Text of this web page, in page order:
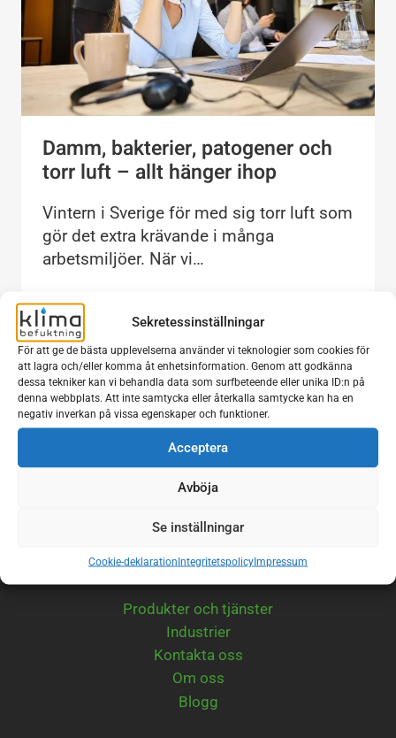
Sekretessinställningar
För att ge de bästa upplevelserna använder vi teknologier som cookies för
att lagra och/eller komma åt enhetsinformation. Genom att godkänna
dessa tekniker kan vi behandla data som surfbeteende eller unika ID:n på
denna webbplats. Att inte samtycka eller återkalla samtycke kan ha en
negativ inverkan på vissa egenskaper och funktioner.
Acceptera
Avböja
Se inställningar
Cookie-deklarationIntegritetspolicyImpressum
Damm, bakterier, patogener och
torr luft – allt hänger ihop
Vintern i Sverige för med sig torr luft som
gör det extra krävande i många
arbetsmiljöer. När vi…
LÄS MER
BAKTERIER,
OCH
TORR
LUFT
–
ALLT
INNEHÅLL
Produkter och tjänster
Industrier
Kontakta oss
Om oss
Blogg